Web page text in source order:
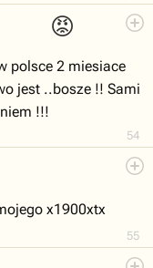
😡
54
polsce 2 miesiace
jest ..bosze !! Sami
!!!
55
x1900xtx